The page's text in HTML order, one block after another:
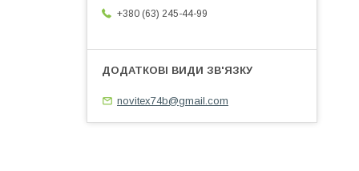
+380 (63) 245-44-99
novitex74b@gmail.com